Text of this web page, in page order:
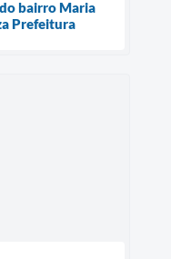
bairro Maria
Prefeitura